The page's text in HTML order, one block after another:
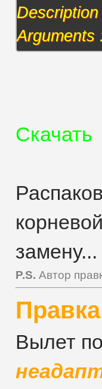
Arguments
Скачать
замену...
P.S. Автор
Вылет